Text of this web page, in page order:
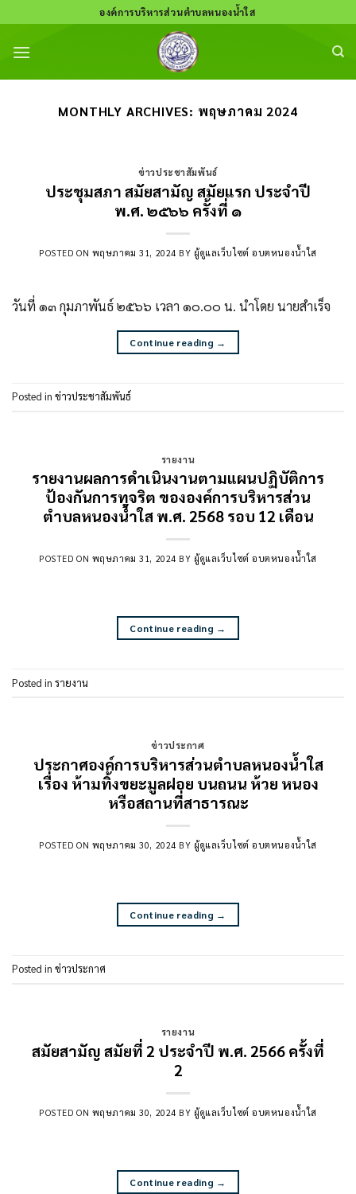
to
content
องค์การบริหารส่วนตำบลหนองน้ำใส
MONTHLY ARCHIVES: พฤษภาคม 2024
ข่าวประชาสัมพันธ์
ประชุมสภา สมัยสามัญ สมัยแรก ประจำปี
พ.ศ. ๒๕๖๖ ครั้งที่ ๑
POSTED ON พฤษภาคม 31, 2024 BY ผู้ดูแลเว็บไซต์ อบตหนองน้ำใส
วันที่ ๑๓ กุมภาพันธ์ ๒๕๖๖ เวลา ๑๐.๐๐ น. นำโดย นายสำเร็จ
Continue reading →
Posted in ข่าวประชาสัมพันธ์
รายงาน
รายงานผลการดำเนินงานตามแผนปฏิบัติการ
ป้องกันการทุจริต ขององค์การบริหารส่วน
ตำบลหนองน้ำใส พ.ศ. 2568 รอบ 12 เดือน
POSTED ON พฤษภาคม 31, 2024 BY ผู้ดูแลเว็บไซต์ อบตหนองน้ำใส
Continue reading →
Posted in รายงาน
ข่าวประกาศ
ประกาศองค์การบริหารส่วนตำบลหนองน้ำใส
เรื่อง ห้ามทิ้งขยะมูลฝอย บนถนน ห้วย หนอง
หรือสถานที่สาธารณะ
POSTED ON พฤษภาคม 30, 2024 BY ผู้ดูแลเว็บไซต์ อบตหนองน้ำใส
Continue reading →
Posted in ข่าวประกาศ
รายงาน
สมัยสามัญ สมัยที่ 2 ประจำปี พ.ศ. 2566 ครั้งที่
2
POSTED ON พฤษภาคม 30, 2024 BY ผู้ดูแลเว็บไซต์ อบตหนองน้ำใส
Continue reading →